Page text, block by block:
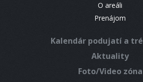
O areáli
Prenájom
Kalendár podujatí a
Aktuality
Foto/Video zóna